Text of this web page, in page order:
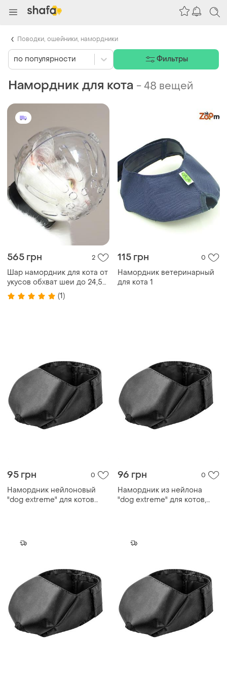
Намордник для кота -48 вещей
565 грн 2
Шар намордник для кота от
укусов обхват шеи до 24,5
см размер l
(1)
115 грн 0
Намордник ветеринарный
для кота 1
95 грн 0
Намордник нейлоновый
"dog extremе" для котов
96 грн 0
Намордник из нейлона
"dog extremе" для котов,
по популярности Фильтры
Поводки, ошейники, намордники